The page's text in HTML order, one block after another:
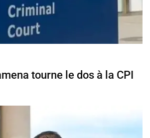
tourne le dos à la CPI